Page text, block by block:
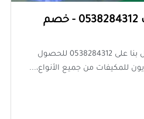
صيانة مكيفات بتبوك 0538284312 - خصم
صيانة مكيفات بتبوك | اتصل بنا على 0538284312 للحصول
للمكيفات من جميع الأنواع،...